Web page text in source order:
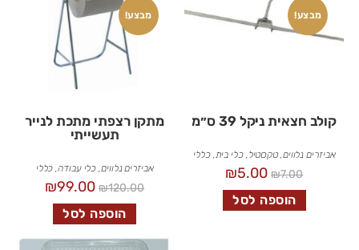
מבצע!
קולב חצאית ניקל 39 ס״מ
אביזרים נלווים, טקסטיל,כלי בית,כללי
₪7.00
₪5.00
הוספה לסל
מבצע!
מתקן רצפתי מתכת לנייר
תעשייתי
אביזרים נלווים, כלי עבודה, כללי
₪120.00
₪99.00
הוספה לסל